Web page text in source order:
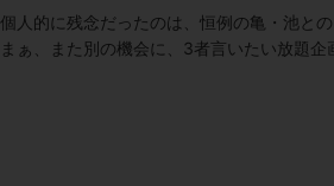
個人的に残念だったのは、恒例の亀・池と
まぁ、また別の機会に、3者言いたい放題